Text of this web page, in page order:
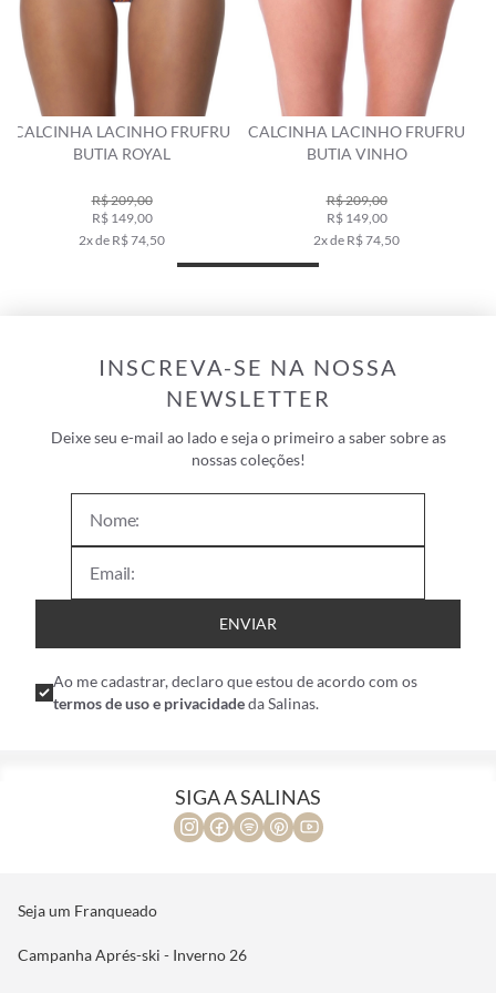
CALCINHA LACINHO FRUFRU
BUTIA VINHO
R$ 209,00
R$ 149,00
2x de R$ 74,50
CALCINHA LACINHO FRUFRU
CLÁSSICOS BEGE
R$ 289,00
R$ 229,00
4x de R$ 57,25
INSCREVA-SE NA NOSSA
NEWSLETTER
Deixe seu e-mail ao lado e seja o primeiro a saber sobre as
nossas coleções!
ENVIAR
Ao me cadastrar, declaro que estou de acordo com os
termos de uso e privacidadeda Salinas.
SIGA A SALINAS
Seja um Franqueado
Campanha Aprés-ski - Inverno 26